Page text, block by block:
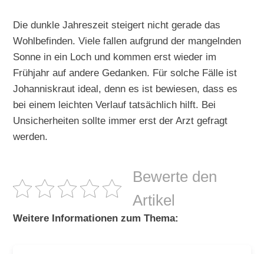
Die dunkle Jahreszeit steigert nicht gerade das
Wohlbefinden. Viele fallen aufgrund der mangelnden
Sonne in ein Loch und kommen erst wieder im
Frühjahr auf andere Gedanken. Für solche Fälle ist
Johanniskraut ideal, denn es ist bewiesen, dass es
bei einem leichten Verlauf tatsächlich hilft. Bei
Unsicherheiten sollte immer erst der Arzt gefragt
werden.
Bewerte den
Artikel
Weitere Informationen zum Thema: